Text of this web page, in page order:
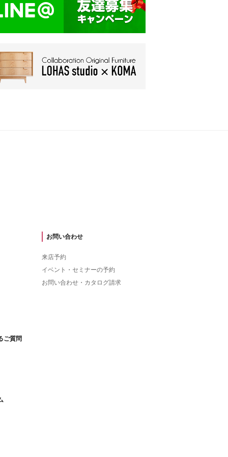
ご質問
お問い合わせ
来店予約
イベント・セミナーの予約
お問い合わせ・カタログ請求